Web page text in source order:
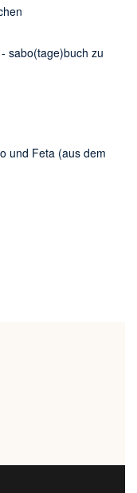
sabo(tage)buch zu
und Feta (aus dem